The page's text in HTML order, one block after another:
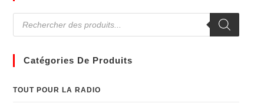
Catégories De Produits
TOUT POUR LA RADIO